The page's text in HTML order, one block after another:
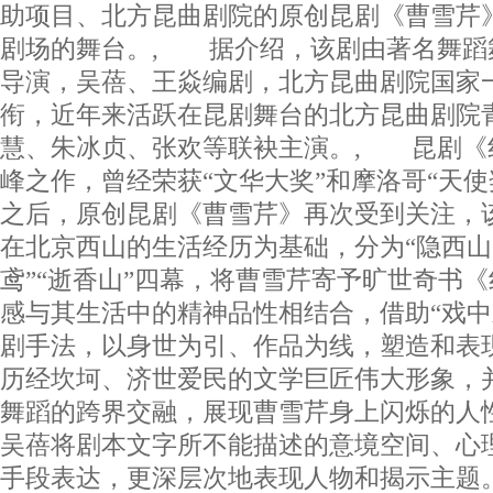
助项目、北方昆曲剧院的原创昆剧《曹雪芹
剧场的舞台。, 据介绍，该剧由著名舞蹈
导演，吴蓓、王焱编剧，北方昆曲剧院国家
衔，近年来活跃在昆剧舞台的北方昆曲剧院
慧、朱冰贞、张欢等联袂主演。, 昆剧《
峰之作，曾经荣获“文华大奖”和摩洛哥“天
之后，原创昆剧《曹雪芹》再次受到关注，
在北京西山的生活经历为基础，分为“隐西山
鸢”“逝香山”四幕，将曹雪芹寄予旷世奇书
感与其生活中的精神品性相结合，借助“戏
剧手法，以身世为引、作品为线，塑造和表
历经坎坷、济世爱民的文学巨匠伟大形象，
舞蹈的跨界交融，展现曹雪芹身上闪烁
吴蓓将剧本文字所不能描述的意境空间、心
手段表达，更深层次地表现人物和揭示主题